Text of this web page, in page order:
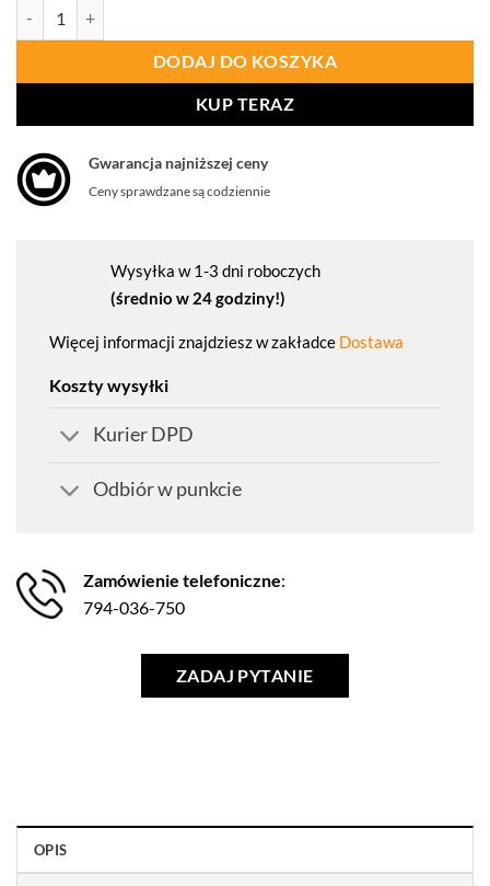
DODAJ DO KOSZYKA
KUP TERAZ
Gwarancja najniższej ceny
Ceny sprawdzane są codziennie
Wysyłka w 1-3 dni roboczych
(średnio w 24 godziny!)
Więcej informacji znajdziesz w zakładce Dostawa
Koszty wysyłki
Kurier DPD
Odbiór w punkcie
Zamówienie telefoniczne:
794-036-750
ZADAJ PYTANIE
OPIS